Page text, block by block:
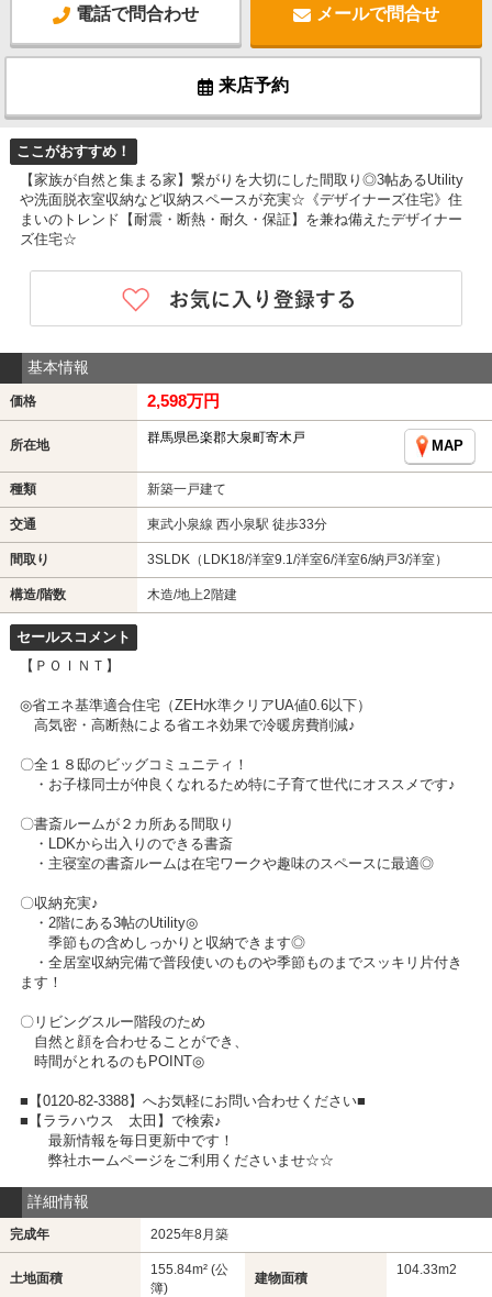
電話で問合わせ メールで問合せ
来店予約
ここがおすすめ！
【家族が自然と集まる家】繋がりを大切にした間取り◎3帖あるUtility
や洗面脱衣室収納など収納スペースが充実☆《デザイナーズ住宅》住
まいのトレンド【耐震・断熱・耐久・保証】を兼ね備えたデザイナー
ズ住宅☆
基本情報
価格 2,598万円
所在地 群馬県邑楽郡大泉町寄木戸
MAP
種類 新築一戸建て
交通 東武小泉線 西小泉駅 徒歩33分
間取り 3SLDK（LDK18/洋室9.1/洋室6/洋室6/納戸3/洋室）
構造/階数 木造/地上2階建
セールスコメント
【ＰＯＩＮＴ】
◎省エネ基準適合住宅（ZEH水準クリアUA値0.6以下）
高気密・高断熱による省エネ効果で冷暖房費削減♪
〇全１８邸のビッグコミュニティ！
・お子様同士が仲良くなれるため特に子育て世代にオススメです♪
〇書斎ルームが２カ所ある間取り
・LDKから出入りのできる書斎
・主寝室の書斎ルームは在宅ワークや趣味のスペースに最適◎
〇収納充実♪
・2階にある3帖のUtility◎
季節もの含めしっかりと収納できます◎
・全居室収納完備で普段使いのものや季節ものまでスッキリ片付き
ます！
〇リビングスルー階段のため
自然と顔を合わせることができ、
時間がとれるのもPOINT◎
■【0120-82-3388】へお気軽にお問い合わせください■
■【ララハウス 太田】で検索♪
最新情報を毎日更新中です！
弊社ホームページをご利用くださいませ☆☆
詳細情報
完成年 2025年8月築
土地面積
155.84m² (公
簿)
建物面積
104.33m2